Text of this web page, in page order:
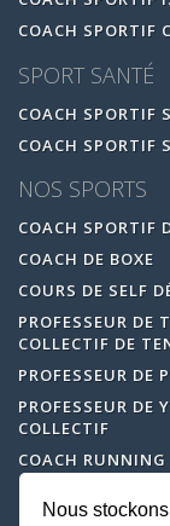
COACH SPORTIF
SPORT SANTÉ
COACH SPORTIF
COACH SPORTIF
NOS SPORTS
COACH SPORTIF
COACH DE BOXE
COURS DE SELF
PROFESSEUR DE
COLLECTIF DE
PROFESSEUR DE
PROFESSEUR DE
COLLECTIF
COACH RUNNING
COURSE À PIED
PROFESSEUR DE
Nous